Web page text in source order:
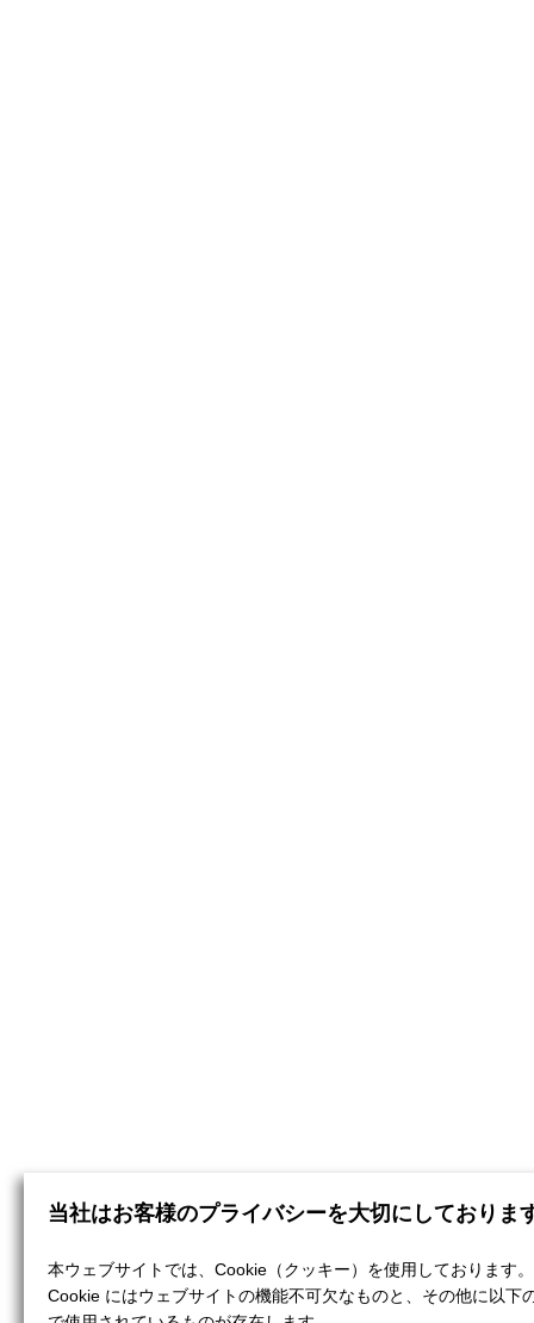
当社はお客様のプライバシーを大切にしておりま
本ウェブサイトでは、Cookie（クッキー）を使用しております。
Cookie にはウェブサイトの機能不可欠なものと、その他に以下